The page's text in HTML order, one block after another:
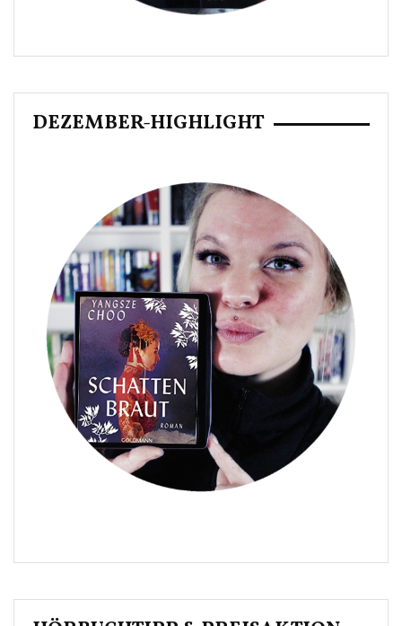
DEZEMBER-HIGHLIGHT